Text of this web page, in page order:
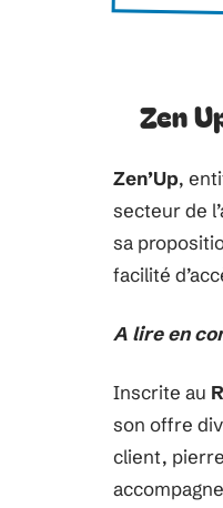
Zen
Zen’Up,
secteur de
sa
facilité
A lire en
Inscrite au
son offre
client,